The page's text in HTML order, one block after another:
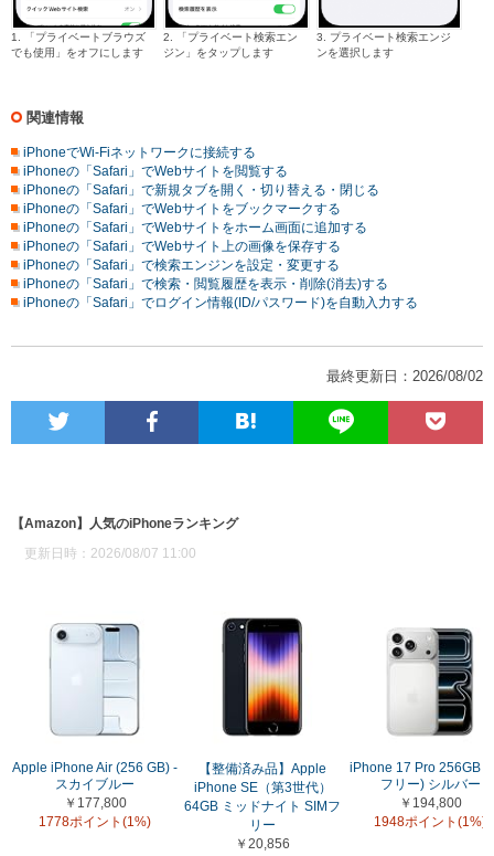
1. 「プライベートブラウズ
でも使用」をオフにします
2. 「プライベート検索エン
ジン」をタップします
3. プライベート検索エンジ
ンを選択します
関連情報
iPhoneでWi-Fiネットワークに接続する
iPhoneの「Safari」でWebサイトを閲覧する
iPhoneの「Safari」で新規タブを開く・切り替える・閉じる
iPhoneの「Safari」でWebサイトをブックマークする
iPhoneの「Safari」でWebサイトをホーム画面に追加する
iPhoneの「Safari」でWebサイト上の画像を保存する
iPhoneの「Safari」で検索エンジンを設定・変更する
iPhoneの「Safari」で検索・閲覧履歴を表示・削除(消去)する
iPhoneの「Safari」でログイン情報(ID/パスワード)を自動入力する
最終更新日：2026/08/02
【Amazon】人気のiPhoneランキング
更新日時：2026/08/07 11:00
Apple iPhone Air (256 GB) -
スカイブルー
￥177,800
1778ポイント(1%)
【整備済み品】Apple
iPhone SE（第3世代）
64GB ミッドナイト SIMフ
リー
￥20,856
iPhone 17 Pro 256GB
フリー) シルバー
￥194,800
1948ポイント(1%)